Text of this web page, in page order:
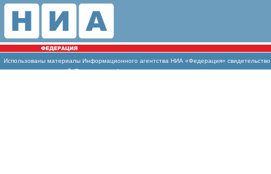
Использованы материалы Информационного агентства НИА «Федерация»
массовых коммуникаций (Роскомнадзор)